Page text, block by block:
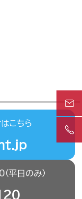
こちら
平日のみ）